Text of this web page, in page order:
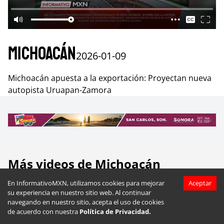
En InformativoMXN, utilizamos cookies para mejorar
su experiencia en nuestro sitio web. Al continuar
navegando en nuestro sitio, acepta el uso de cookies
de acuerdo con nuestra Política de Privacidad.
Aceptar
Michoacán2026-01-09
Michoacán apuesta a la exportación: Proyectan nueva
autopista Uruapan-Zamora
Más videos de Michoacán